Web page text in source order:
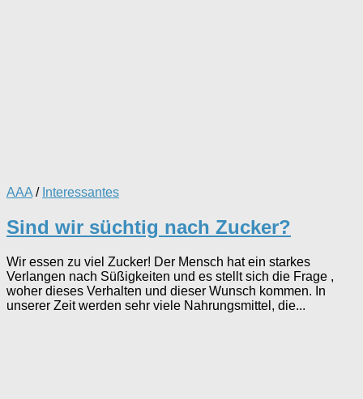
AAA / Interessantes
Sind wir süchtig nach Zucker?
Wir essen zu viel Zucker! Der Mensch hat ein starkes
Verlangen nach Süßigkeiten und es stellt sich die Frage ,
woher dieses Verhalten und dieser Wunsch kommen. In
unserer Zeit werden sehr viele Nahrungsmittel, die...